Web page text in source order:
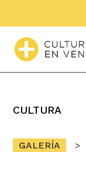
CULTURA
GALERÍA